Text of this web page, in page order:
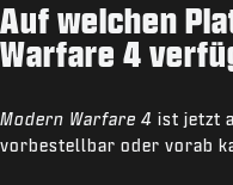
Auf welchen
Warfare 4
Modern Warfare 4 ist jetzt
vorbestellbar oder vorab